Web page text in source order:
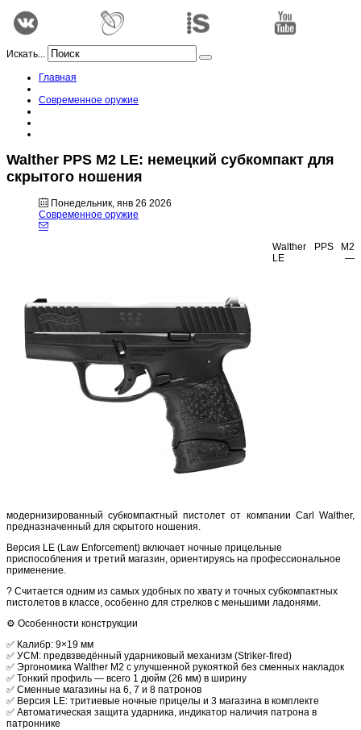
Искать...
Главная
Современное оружие
Walther PPS M2 LE: немецкий субкомпакт для
скрытого ношения
Понедельник, янв 26 2026
Современное оружие
Walther PPS M2
LE —
модернизированный субкомпактный пистолет от компании Carl Walther,
предназначенный для скрытого ношения.
Версия LE (Law Enforcement) включает ночные прицельные
приспособления и третий магазин, ориентируясь на профессиональное
применение.
? Считается одним из самых удобных по хвату и точных субкомпактных
пистолетов в классе, особенно для стрелков с меньшими ладонями.
⚙️ Особенности конструкции
✅ Калибр: 9×19 мм
✅ УСМ: предвзведённый ударниковый механизм (Striker-fired)
✅ Эргономика Walther M2 с улучшенной рукояткой без сменных накладок
✅ Тонкий профиль — всего 1 дюйм (26 мм) в ширину
✅ Сменные магазины на 6, 7 и 8 патронов
✅ Версия LE: тритиевые ночные прицелы и 3 магазина в комплекте
✅ Автоматическая защита ударника, индикатор наличия патрона в
патроннике